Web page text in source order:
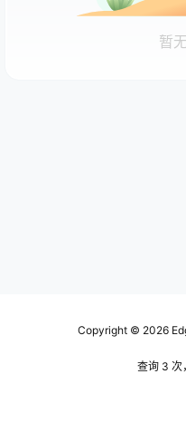
暂
Copyright © 2026
查询 3 次